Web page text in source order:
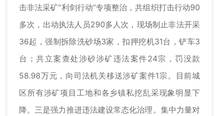
击非法采矿“利剑行动”专项整治，共组织打击行动90
多次，出动执法人员290多人次，现场制止非法开采
36起，强制拆除洗砂场3家，扣押挖机31台，铲车3
台；共立案查处涉砂涉矿违法案件24宗，罚没款
58.98万元，向司法机关移送涉矿案件1宗。目前城
区所有涉矿项目工地和各乡镇私挖乱采现象明显下
降。三是强力推进违法建设常态化治理。集中力量对